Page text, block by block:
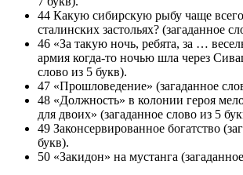
44 Какую сибирскую рыбу чаще
сталинских застольях? (загаданное
46 «За такую ночь, ребята, за …
армия когда-то ночью шла через
слово из 5 букв).
47 «Прошловедение» (загаданное
48 «Должность» в колонии героя
для двоих» (загаданное слово из 5
49 Законсервированное богатство
букв).
50 «Закидон» на мустанга